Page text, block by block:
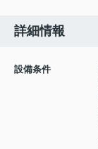
詳細情報
設備条件